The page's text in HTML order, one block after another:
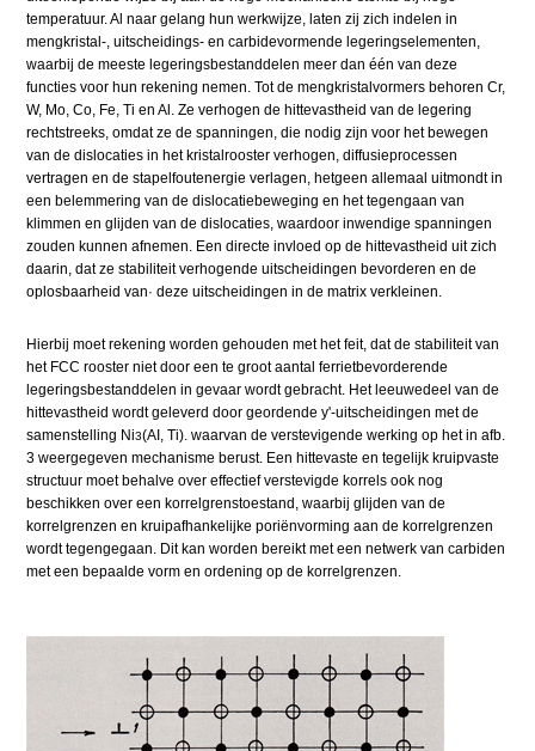
temperatuur. Al naar gelang hun werkwijze, laten zij zich indelen in
mengkristal-, uitscheidings- en carbidevormende legeringselementen,
waarbij de meeste legeringsbestanddelen meer dan één van deze
functies voor hun rekening nemen. Tot de mengkristalvormers behoren Cr,
W, Mo, Co, Fe, Ti en Al. Ze verhogen de hittevastheid van de legering
rechtstreeks, omdat ze de spanningen, die nodig zijn voor het bewegen
van de dislocaties in het kristalrooster verhogen, diffusieprocessen
vertragen en de stapelfoutenergie verlagen, hetgeen allemaal uitmondt in
een belemmering van de dislocatiebeweging en het tegengaan van
klimmen en glijden van de dislocaties, waardoor inwendige spanningen
zouden kunnen afnemen. Een directe invloed op de hittevastheid uit zich
daarin, dat ze stabiliteit verhogende uitscheidingen bevorderen en de
oplosbaarheid van· deze uitscheidingen in de matrix verkleinen.
Hierbij moet rekening worden gehouden met het feit, dat de stabiliteit van
het FCC rooster niet door een te groot aantal ferrietbevorderende
legeringsbestanddelen in gevaar wordt gebracht. Het leeuwedeel van de
hittevastheid wordt geleverd door geordende y'-uitscheidingen met de
samenstelling Ni3(AI, Ti). waarvan de verstevigende werking op het in afb.
3 weergegeven mechanisme berust. Een hittevaste en tegelijk kruipvaste
structuur moet behalve over effectief verstevigde korrels ook nog
beschikken over een korrelgrenstoestand, waarbij glijden van de
korrelgrenzen en kruipafhankelijke poriënvorming aan de korrelgrenzen
wordt tegengegaan. Dit kan worden bereikt met een netwerk van carbiden
met een bepaalde vorm en ordening op de korrelgrenzen.